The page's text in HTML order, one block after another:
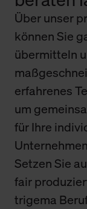
Über unser
können Sie
übermitteln
erfahrenes
um
für Ihre
Setzen Sie
fair
trigema